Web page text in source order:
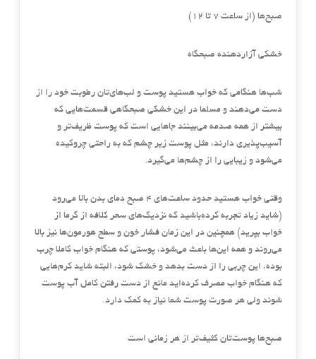
صبح‌ها (از ساعت 7 تا 12)
خشکی آزاردهنده صبحگاه
شب‌ها هنگامی که خواب هستید پوست و لب‌های‌تان رطوبت خود را از
دست می‌دهند و مسلما در این خشکی صبحگاهی قسمت‌هایی که
بیشتر از همه صدمه می‌بینند جاهایی است که پوست ظریف‌تر و
آسیب‌پذیری دارند، مثل پوست زیر چشم که به راحتی چروکیده
می‌شود و زیبایی را از چشم‌ها می‌گیرد.
وقتی خواب هستید حدود ساعت‌های 4 صبح دمای بدن بالا می‌رود
(شاید زیاد تجربه کرده‌باشید که نزدیک‌های سحر کلافه از گرما از
خواب بپرید) همچنین در این زمان فشار خون و سطح هورمون‌ها نیز بالا
می‌روند و همه این‌ها باعث می‌شود، پوستی که هنگام خواب کاملا چرب
بوده، این چربی را از دست بدهد و خشک شود، البته شاید کرم‌هایی
که هنگام خواب مصرف کرده‌اید مانع از دست رفتن کامل آب پوست
شوند ولی هر صورت پوست شما نیاز به کمک دارد.
صبح‌ها پوست‌تان کثیف‌تر از هر زمانی است